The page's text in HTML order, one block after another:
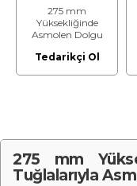
275 mm
Yüksekliğinde
Asmolen Dolgu
Asmolen Döşeme
Tedarikçi Ol
275 mm
Tuğlalarıyla